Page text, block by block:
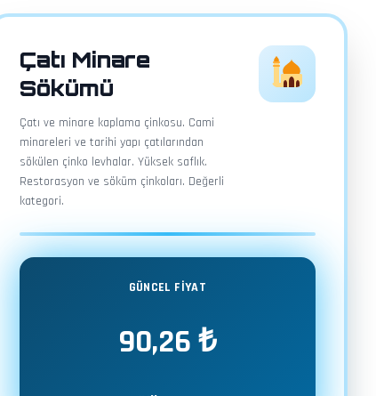
Çatı Minare
Sökümü
Çatı ve minare kaplama çinkosu. Cami
minareleri ve tarihi yapı çatılarından
sökülen çinko levhalar. Yüksek saflık.
Restorasyon ve söküm çinkoları. Değerli
kategori.
GÜNCEL FİYAT
90,26 ₺